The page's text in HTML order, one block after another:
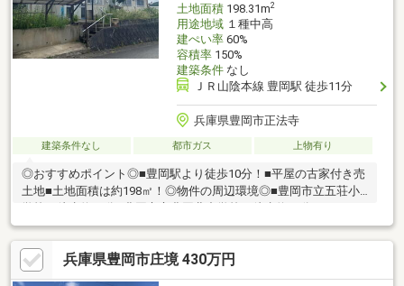
土地面積198.31m2
用途地域１種中高
建ぺい率60%
容積率150%
建築条件なし
ＪＲ山陰本線 豊岡駅 徒歩11分
兵庫県豊岡市正法寺
建築条件なし 都市ガス 上物有り
◎おすすめポイント◎■豊岡駅より徒歩10分！■平屋の古家付き売
土地■土地面積は約198㎡！◎物件の周辺環境◎■豊岡市立五荘小
ュバザール豊岡正法寺パーク：徒歩約7分■ミニストップ豊岡正法
寺：徒歩約7分◆ホームライフ不動産◆当日の内覧・ご見学もご
相談ください♪メールやお電話でも各種ご相談を承っております！
『お家探し』『ご売却』『リフォーム』『新築』などのご相談は
兵庫県豊岡市庄境 430万円